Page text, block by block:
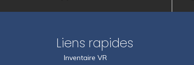
Liens rapides
Inventaire VR